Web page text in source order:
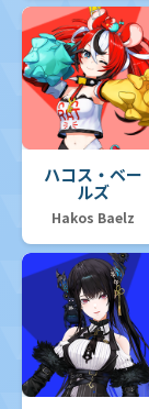
ハコス・ベー
ルズ
Hakos Baelz